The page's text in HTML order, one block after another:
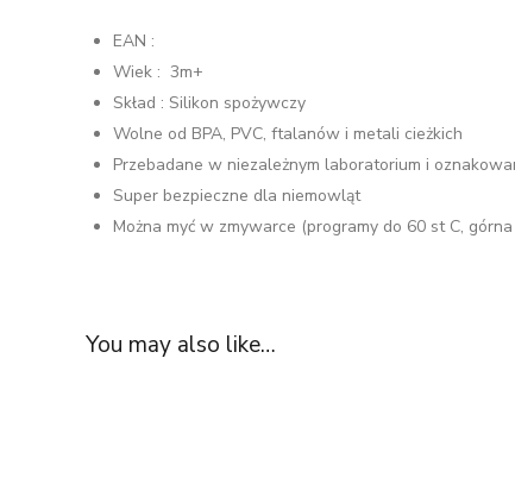
EAN :
Wiek : 3m+
Skład : Silikon spożywczy
Wolne od BPA, PVC, ftalanów i metali cieżkich
Przebadane w niezależnym laboratorium i
Super bezpieczne dla niemowląt
Można myć w zmywarce (programy do 60 st C, górna
You may also like…